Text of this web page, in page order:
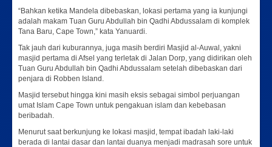
“Bahkan ketika Mandela dibebaskan, lokasi pertama yang ia kunjungi
adalah makam Tuan Guru Abdullah bin Qadhi Abdussalam di komplek
Tana Baru, Cape Town,” kata Yanuardi.
Tak jauh dari kuburannya, juga masih berdiri Masjid al-Auwal, yakni
masjid pertama di Afsel yang terletak di Jalan Dorp, yang didirikan oleh
Tuan Guru Abdullah bin Qadhi Abdussalam setelah dibebaskan dari
penjara di Robben Island.
Masjid tersebut hingga kini masih eksis sebagai simbol perjuangan
umat Islam Cape Town untuk pengakuan islam dan kebebasan
beribadah.
Menurut saat berkunjung ke lokasi masjid, tempat ibadah laki-laki
berada di lantai dasar dan lantai duanya menjadi madrasah sore untuk